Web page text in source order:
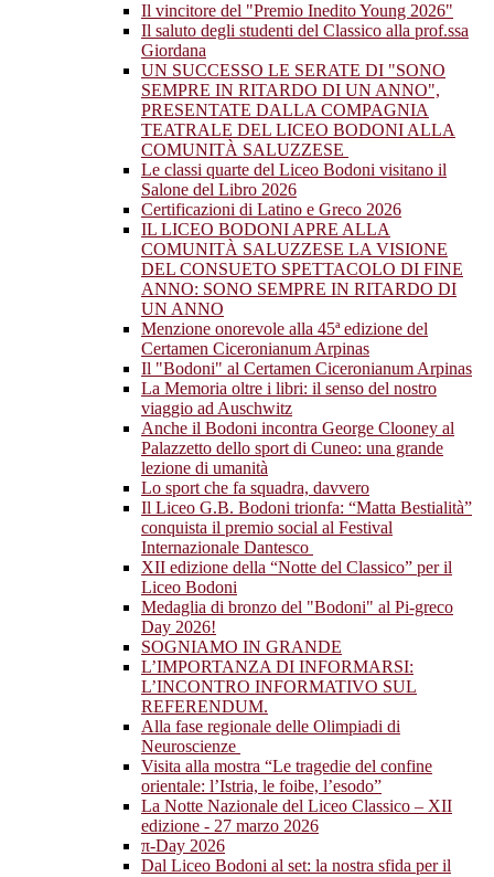
Il vincitore del "Premio Inedito Young 2026"
Il saluto degli studenti del Classico alla prof.ssa
Giordana
UN SUCCESSO LE SERATE DI "SONO
SEMPRE IN RITARDO DI UN ANNO",
PRESENTATE DALLA COMPAGNIA
TEATRALE DEL LICEO BODONI ALLA
COMUNITÀ SALUZZESE
Le classi quarte del Liceo Bodoni visitano il
Salone del Libro 2026
Certificazioni di Latino e Greco 2026
IL LICEO BODONI APRE ALLA
COMUNITÀ SALUZZESE LA VISIONE
DEL CONSUETO SPETTACOLO DI FINE
ANNO: SONO SEMPRE IN RITARDO DI
UN ANNO
Menzione onorevole alla 45ª edizione del
Certamen Ciceronianum Arpinas
Il "Bodoni" al Certamen Ciceronianum Arpinas
La Memoria oltre i libri: il senso del nostro
viaggio ad Auschwitz
Anche il Bodoni incontra George Clooney al
Palazzetto dello sport di Cuneo: una grande
lezione di umanità
Lo sport che fa squadra, davvero
Il Liceo G.B. Bodoni trionfa: “Matta Bestialità”
conquista il premio social al Festival
Internazionale Dantesco
XII edizione della “Notte del Classico” per il
Liceo Bodoni
Medaglia di bronzo del "Bodoni" al Pi-greco
Day 2026!
SOGNIAMO IN GRANDE
L’IMPORTANZA DI INFORMARSI:
L’INCONTRO INFORMATIVO SUL
REFERENDUM.
Alla fase regionale delle Olimpiadi di
Neuroscienze
Visita alla mostra “Le tragedie del confine
orientale: l’Istria, le foibe, l’esodo”
La Notte Nazionale del Liceo Classico – XII
edizione - 27 marzo 2026
π-Day 2026
Dal Liceo Bodoni al set: la nostra sfida per il